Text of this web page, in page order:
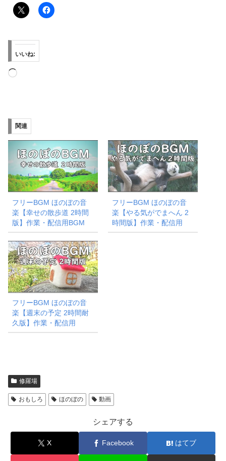
いいね:
読
み
中…
関連
フリーBGM ほのぼの音
楽【幸せの散歩道 2時間
版】作業・配信用BGM
フリーBGM ほのぼの音
楽【やる気がでまへん 2
時間版】作業・配信用
フリーBGM ほのぼの音
楽【週末の予定 2時間耐
久版】作業・配信用
修羅場
おもしろ ほのぼの 動画
シェアする
X Facebook はてブ